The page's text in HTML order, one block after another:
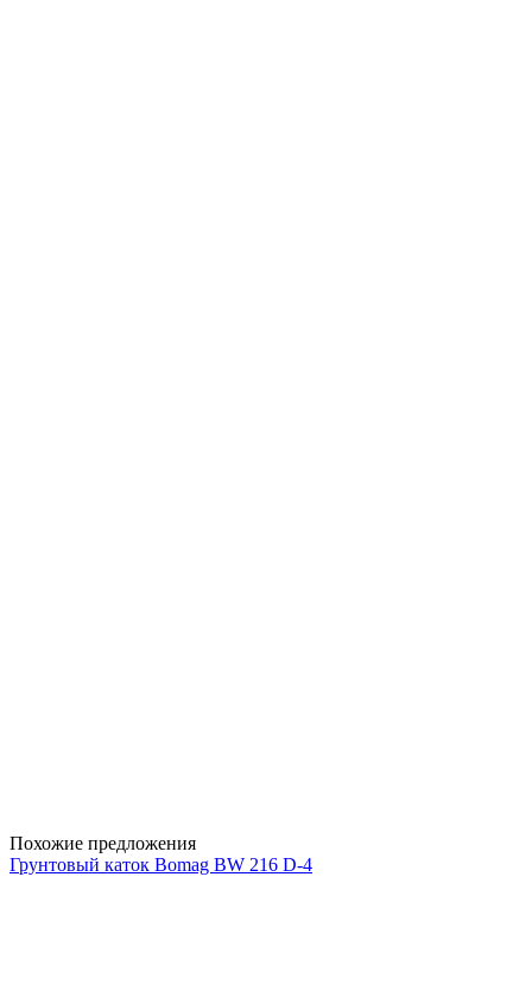
Похожие предложения
Грунтовый каток Bomag BW 216 D-4